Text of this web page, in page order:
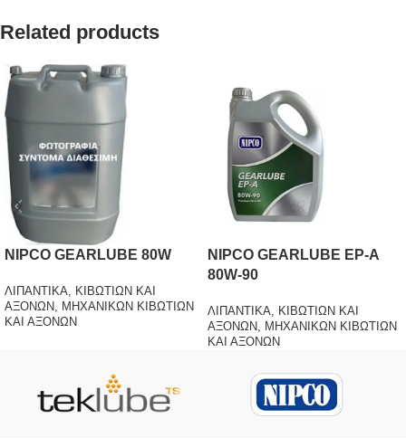
Related products
NIPCO GEARLUBE 80W
ΛΙΠΑΝΤΙΚΑ
ΚΙΒΩΤΙΩΝ ΚΑΙ
ΑΞΟΝΩΝ
ΜΗΧΑΝΙΚΩΝ ΚΙΒΩΤΙΩΝ
ΚΑΙ ΑΞΟΝΩΝ
NIPCO GEARLUBE EP-A
80W-90
ΛΙΠΑΝΤΙΚΑ
ΚΙΒΩΤΙΩΝ ΚΑΙ
ΑΞΟΝΩΝ
ΜΗΧΑΝΙΚΩΝ ΚΙΒΩΤΙΩΝ
ΚΑΙ ΑΞΟΝΩΝ